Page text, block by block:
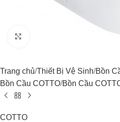
Trang chủ Thiết Bị Vệ Sinh Bồn
Bồn Cầu COTTO Bồn Cầu
COTTO